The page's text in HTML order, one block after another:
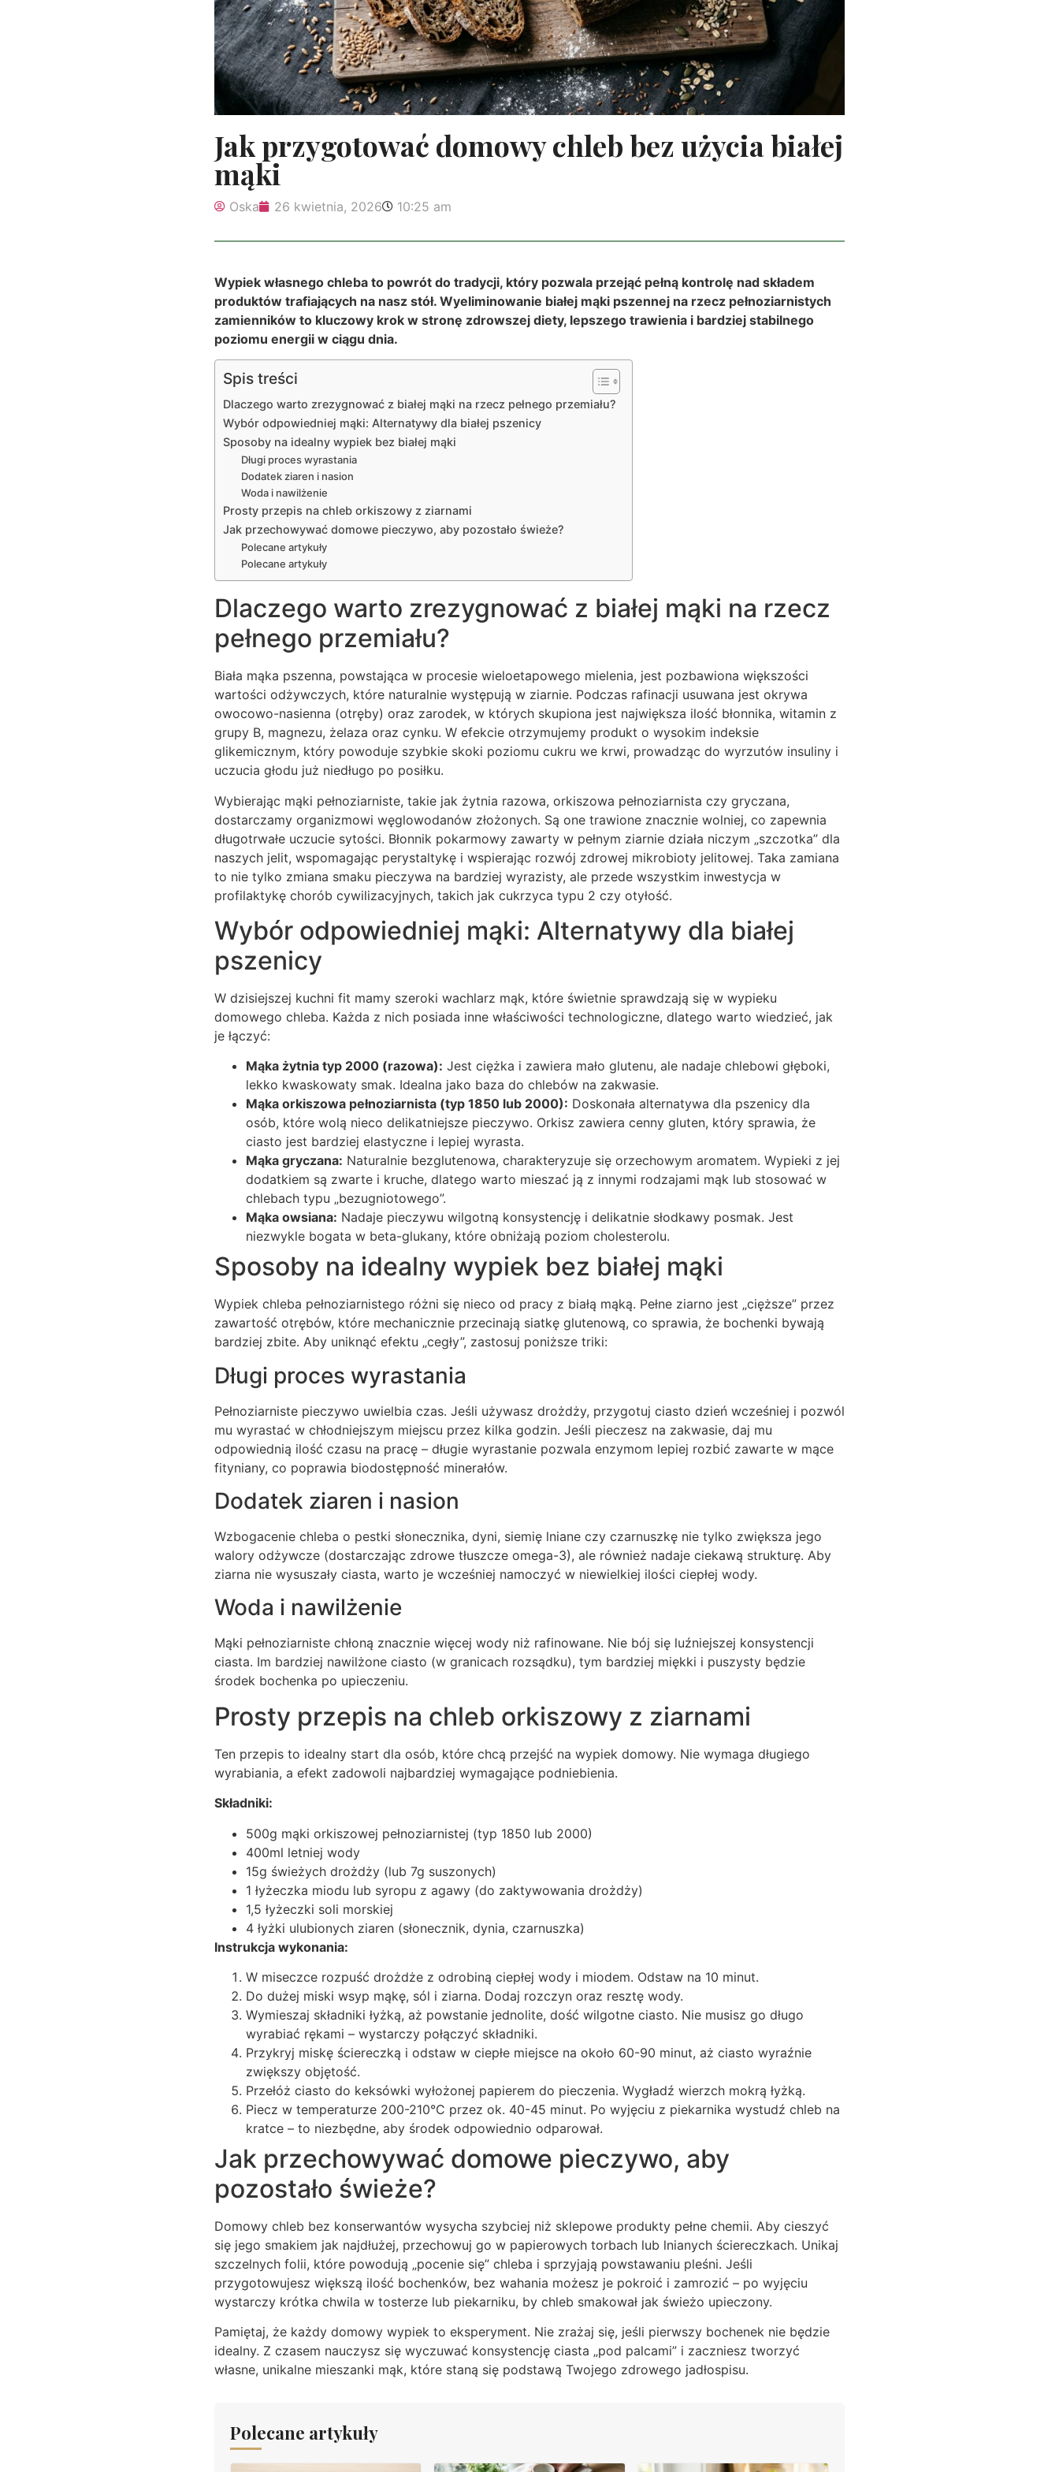
Jak przygotować domowy chleb bez użycia białej
mąki
Oska 26 kwietnia, 2026 10:25 am
Wypiek własnego chleba to powrót do tradycji, który pozwala przejąć pełną kontrolę nad składem
produktów trafiających na nasz stół. Wyeliminowanie białej mąki pszennej na rzecz pełnoziarnistych
zamienników to kluczowy krok w stronę zdrowszej diety, lepszego trawienia i bardziej stabilnego
poziomu energii w ciągu dnia.
Spis treści
Dlaczego warto zrezygnować z białej mąki na rzecz pełnego przemiału?
Wybór odpowiedniej mąki: Alternatywy dla białej pszenicy
Sposoby na idealny wypiek bez białej mąki
Długi proces wyrastania
Dodatek ziaren i nasion
Woda i nawilżenie
Prosty przepis na chleb orkiszowy z ziarnami
Jak przechowywać domowe pieczywo, aby pozostało świeże?
Polecane artykuły
Polecane artykuły
Dlaczego warto zrezygnować z białej mąki na rzecz
pełnego przemiału?
Biała mąka pszenna, powstająca w procesie wieloetapowego mielenia, jest pozbawiona większości
wartości odżywczych, które naturalnie występują w ziarnie. Podczas rafinacji usuwana jest okrywa
owocowo-nasienna (otręby) oraz zarodek, w których skupiona jest największa ilość błonnika, witamin z
grupy B, magnezu, żelaza oraz cynku. W efekcie otrzymujemy produkt o wysokim indeksie
glikemicznym, który powoduje szybkie skoki poziomu cukru we krwi, prowadząc do wyrzutów insuliny i
uczucia głodu już niedługo po posiłku.
Wybierając mąki pełnoziarniste, takie jak żytnia razowa, orkiszowa pełnoziarnista czy gryczana,
dostarczamy organizmowi węglowodanów złożonych. Są one trawione znacznie wolniej, co zapewnia
długotrwałe uczucie sytości. Błonnik pokarmowy zawarty w pełnym ziarnie działa niczym „szczotka” dla
naszych jelit, wspomagając perystaltykę i wspierając rozwój zdrowej mikrobioty jelitowej. Taka zamiana
to nie tylko zmiana smaku pieczywa na bardziej wyrazisty, ale przede wszystkim inwestycja w
profilaktykę chorób cywilizacyjnych, takich jak cukrzyca typu 2 czy otyłość.
Wybór odpowiedniej mąki: Alternatywy dla białej
pszenicy
W dzisiejszej kuchni fit mamy szeroki wachlarz mąk, które świetnie sprawdzają się w wypieku
domowego chleba. Każda z nich posiada inne właściwości technologiczne, dlatego warto wiedzieć, jak
je łączyć:
Mąka żytnia typ 2000 (razowa): Jest ciężka i zawiera mało glutenu, ale nadaje chlebowi głęboki,
lekko kwaskowaty smak. Idealna jako baza do chlebów na zakwasie.
Mąka orkiszowa pełnoziarnista (typ 1850 lub 2000): Doskonała alternatywa dla pszenicy dla
osób, które wolą nieco delikatniejsze pieczywo. Orkisz zawiera cenny gluten, który sprawia, że
ciasto jest bardziej elastyczne i lepiej wyrasta.
Mąka gryczana: Naturalnie bezglutenowa, charakteryzuje się orzechowym aromatem. Wypieki z jej
dodatkiem są zwarte i kruche, dlatego warto mieszać ją z innymi rodzajami mąk lub stosować w
chlebach typu „bezugniotowego”.
Mąka owsiana: Nadaje pieczywu wilgotną konsystencję i delikatnie słodkawy posmak. Jest
niezwykle bogata w beta-glukany, które obniżają poziom cholesterolu.
Sposoby na idealny wypiek bez białej mąki
Wypiek chleba pełnoziarnistego różni się nieco od pracy z białą mąką. Pełne ziarno jest „cięższe” przez
zawartość otrębów, które mechanicznie przecinają siatkę glutenową, co sprawia, że bochenki bywają
bardziej zbite. Aby uniknąć efektu „cegły”, zastosuj poniższe triki:
Długi proces wyrastania
Pełnoziarniste pieczywo uwielbia czas. Jeśli używasz drożdży, przygotuj ciasto dzień wcześniej i pozwól
mu wyrastać w chłodniejszym miejscu przez kilka godzin. Jeśli pieczesz na zakwasie, daj mu
odpowiednią ilość czasu na pracę – długie wyrastanie pozwala enzymom lepiej rozbić zawarte w mące
fityniany, co poprawia biodostępność minerałów.
Dodatek ziaren i nasion
Wzbogacenie chleba o pestki słonecznika, dyni, siemię lniane czy czarnuszkę nie tylko zwiększa jego
walory odżywcze (dostarczając zdrowe tłuszcze omega-3), ale również nadaje ciekawą strukturę. Aby
ziarna nie wysuszały ciasta, warto je wcześniej namoczyć w niewielkiej ilości ciepłej wody.
Woda i nawilżenie
Mąki pełnoziarniste chłoną znacznie więcej wody niż rafinowane. Nie bój się luźniejszej konsystencji
ciasta. Im bardziej nawilżone ciasto (w granicach rozsądku), tym bardziej miękki i puszysty będzie
środek bochenka po upieczeniu.
Prosty przepis na chleb orkiszowy z ziarnami
Ten przepis to idealny start dla osób, które chcą przejść na wypiek domowy. Nie wymaga długiego
wyrabiania, a efekt zadowoli najbardziej wymagające podniebienia.
Składniki:
500g mąki orkiszowej pełnoziarnistej (typ 1850 lub 2000)
400ml letniej wody
15g świeżych drożdży (lub 7g suszonych)
1 łyżeczka miodu lub syropu z agawy (do zaktywowania drożdży)
1,5 łyżeczki soli morskiej
4 łyżki ulubionych ziaren (słonecznik, dynia, czarnuszka)
Instrukcja wykonania:
W miseczce rozpuść drożdże z odrobiną ciepłej wody i miodem. Odstaw na 10 minut.
Do dużej miski wsyp mąkę, sól i ziarna. Dodaj rozczyn oraz resztę wody.
Wymieszaj składniki łyżką, aż powstanie jednolite, dość wilgotne ciasto. Nie musisz go długo
wyrabiać rękami – wystarczy połączyć składniki.
Przykryj miskę ściereczką i odstaw w ciepłe miejsce na około 60-90 minut, aż ciasto wyraźnie
zwiększy objętość.
Przełóż ciasto do keksówki wyłożonej papierem do pieczenia. Wygładź wierzch mokrą łyżką.
Piecz w temperaturze 200-210°C przez ok. 40-45 minut. Po wyjęciu z piekarnika wystudź chleb na
kratce – to niezbędne, aby środek odpowiednio odparował.
Jak przechowywać domowe pieczywo, aby
pozostało świeże?
Domowy chleb bez konserwantów wysycha szybciej niż sklepowe produkty pełne chemii. Aby cieszyć
się jego smakiem jak najdłużej, przechowuj go w papierowych torbach lub lnianych ściereczkach. Unikaj
szczelnych folii, które powodują „pocenie się” chleba i sprzyjają powstawaniu pleśni. Jeśli
przygotowujesz większą ilość bochenków, bez wahania możesz je pokroić i zamrozić – po wyjęciu
wystarczy krótka chwila w tosterze lub piekarniku, by chleb smakował jak świeżo upieczony.
Pamiętaj, że każdy domowy wypiek to eksperyment. Nie zrażaj się, jeśli pierwszy bochenek nie będzie
idealny. Z czasem nauczysz się wyczuwać konsystencję ciasta „pod palcami” i zaczniesz tworzyć
własne, unikalne mieszanki mąk, które staną się podstawą Twojego zdrowego jadłospisu.
Polecane artykuły